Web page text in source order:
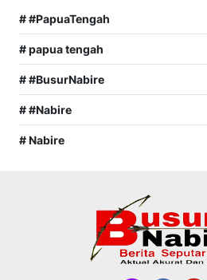
# #PapuaTengah
# papua tengah
# #BusurNabire
# #Nabire
# Nabire